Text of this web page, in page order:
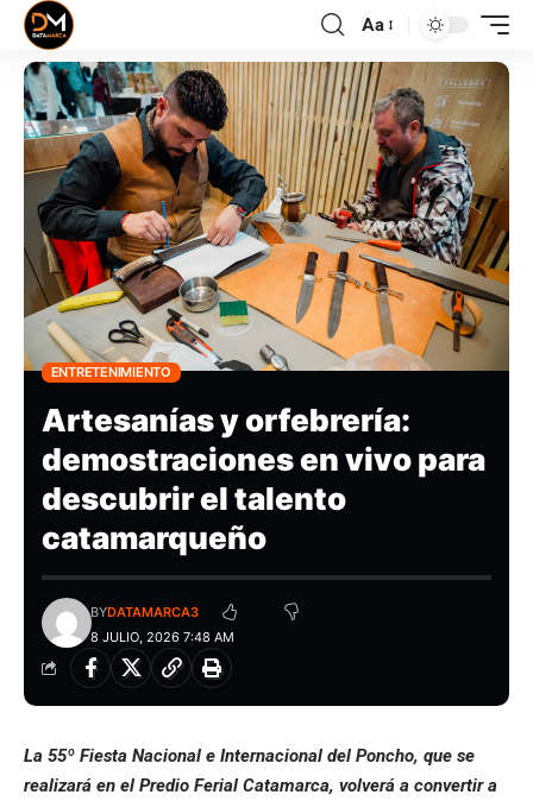
Aa
ENTRETENIMIENTO
Artesanías y orfebrería:
demostraciones en vivo para
descubrir el talento
catamarqueño
8 JULIO, 2026 7:48 AM
BYDATAMARCA3
La 55º Fiesta Nacional e Internacional del Poncho, que se
realizará en el Predio Ferial Catamarca, volverá a convertir a